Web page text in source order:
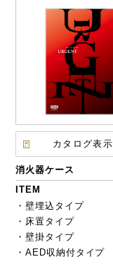
カタログ表示
消火器ケース
ITEM
・壁埋込タイプ
・床置タイプ
・壁掛タイプ
・AED収納付タイプ